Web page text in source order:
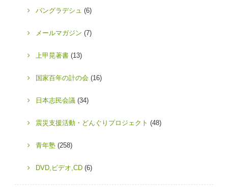
バングラデシュ (6)
メールマガジン (7)
上甲晃著書 (13)
国家百年の計の会 (16)
日本志民会議 (34)
震災支援活動・どんぐりプロジェクト (48)
青年塾 (258)
DVD,ビデオ,CD (6)